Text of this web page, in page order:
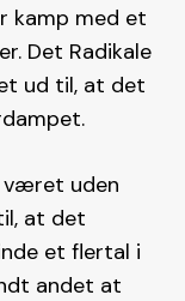
kamp med et
Det Radikale
ud til, at det
været uden
at det
et flertal i
andet at